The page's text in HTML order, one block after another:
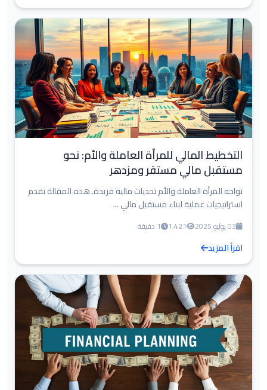
التخطيط المالي للمرأة العاملة والأم: نحو
مستقبل مالي مستقر ومزدهر
تواجه المرأة العاملة والأم تحديات مالية فريدة. هذه المقالة تقدم
استراتيجيات عملية لبناء مستقبل مالي ...
03 يوليو 2025 1,421 1 دقيقة
اقرأ المزيد